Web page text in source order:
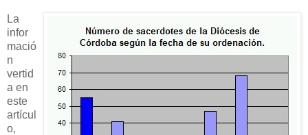
La
infor
mació
n
vertid
a en
este
artícul
o,